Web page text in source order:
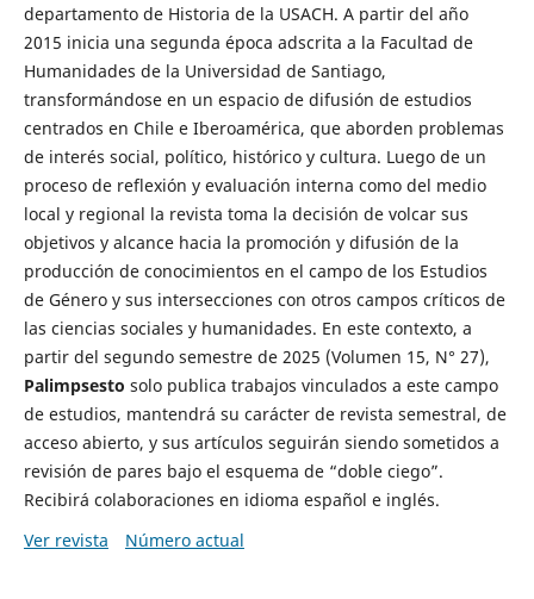
departamento de Historia de la USACH. A partir del año
2015 inicia una segunda época adscrita a la Facultad de
Humanidades de la Universidad de Santiago,
transformándose en un espacio de difusión de estudios
centrados en Chile e Iberoamérica, que aborden problemas
de interés social, político, histórico y cultura. Luego de un
proceso de reflexión y evaluación interna como del medio
local y regional la revista toma la decisión de volcar sus
objetivos y alcance hacia la promoción y difusión de la
producción de conocimientos en el campo de los Estudios
de Género y sus intersecciones con otros campos críticos de
las ciencias sociales y humanidades. En este contexto, a
partir del segundo semestre de 2025 (Volumen 15, N° 27),
Palimpsesto solo publica trabajos vinculados a este campo
de estudios, mantendrá su carácter de revista semestral, de
acceso abierto, y sus artículos seguirán siendo sometidos a
revisión de pares bajo el esquema de “doble ciego”.
Recibirá colaboraciones en idioma español e inglés.
Ver revista
Número actual